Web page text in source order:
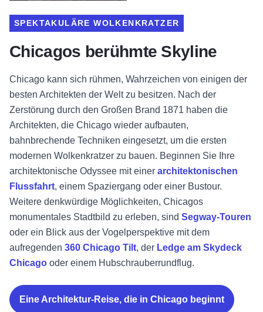
Chicagos berühmte Skyline
SPEKTAKULÄRE WOLKENKRATZER
Chicago kann sich rühmen, Wahrzeichen von einigen der
besten Architekten der Welt zu besitzen. Nach der
Zerstörung durch den Großen Brand 1871 haben die
Architekten, die Chicago wieder aufbauten,
bahnbrechende Techniken eingesetzt, um die ersten
modernen Wolkenkratzer zu bauen. Beginnen Sie Ihre
architektonische Odyssee mit einer architektonischen
Flussfahrt, einem Spaziergang oder einer Bustour.
Weitere denkwürdige Möglichkeiten, Chicagos
monumentales Stadtbild zu erleben, sind Segway-Touren
oder ein Blick aus der Vogelperspektive mit dem
aufregenden 360 Chicago Tilt, der Ledge am Skydeck
Chicago oder einem Hubschrauberrundflug.
Eine Architektur-Reise, die in Chicago beginnt